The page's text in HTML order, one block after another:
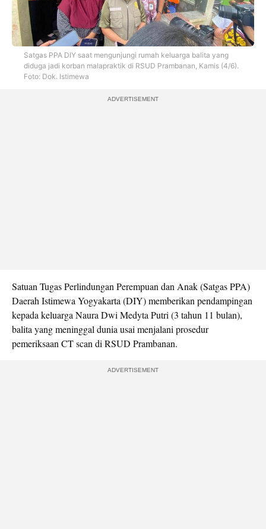
Satgas PPA DIY saat mengunjungi rumah keluarga balita yang
diduga jadi korban malapraktik di RSUD Prambanan, Kamis (4/6).
Foto: Dok. Istimewa
ADVERTISEMENT
Satuan Tugas Perlindungan Perempuan dan Anak (Satgas PPA)
Daerah Istimewa Yogyakarta (DIY) memberikan pendampingan
kepada keluarga Naura Dwi Medyta Putri (3 tahun 11 bulan),
balita yang meninggal dunia usai menjalani prosedur
pemeriksaan CT scan di RSUD Prambanan.
ADVERTISEMENT